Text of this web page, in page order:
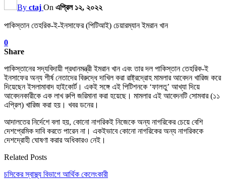
By ctaj On এপ্রিল ১২, ২০২২
পাকিস্তান তেহরিক-ই-ইনসাফের (পিটিআই) চেয়ারম্যান ইমরান খান
0
Share
পাকিস্তানের সদ্যবিদায়ী প্রধানমন্ত্রী ইমরান খান এবং তার দল পাকিস্তান তেহরিক-ই
ইনসাফের অন্য শীর্ষ নেতাদের বিরুদ্ধে দাখিল করা রাষ্ট্রদ্রোহ মামলার আবেদন খারিজ করে
দিয়েছেন ইসলামাবাদ হাইকোর্ট। একই সঙ্গে এই পিটিশনকে ‘ফালতু’ আখ্যা দিয়ে
আবেদনকারীকে এক লাখ রুপি জরিমানা করা হয়েছে। মামলার এই আবেদনটি সোমবার (১১
এপ্রিল) খারিজ করা হয়। খবর ডনের।
আদালতের নির্দেশে বলা হয়, কোনো নাগরিকই নিজেকে অন্য নাগরিকের চেয়ে বেশি
দেশপ্রেমিক দাবি করতে পারেন না। একইভাবে কোনো নাগরিকের অন্য নাগরিককে
দেশদ্রোহী ঘোষণা করার অধিকারও নেই।
Related Posts
চসিকের স্বাস্থ্য বিভাগে আর্থিক কেলেংকারী